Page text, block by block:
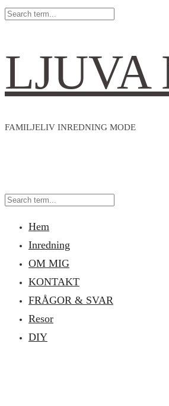
FAMILJELIV INREDNING MODE
Hem
Inredning
OM MIG
KONTAKT
FRÅGOR & SVAR
Resor
DIY